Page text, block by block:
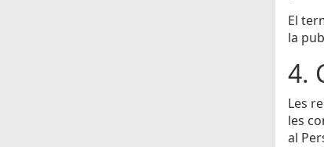
El
la
4.
Les
les
al